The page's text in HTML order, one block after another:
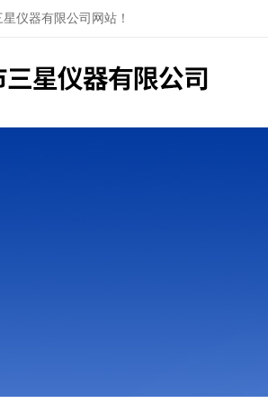
仪器有限公司网站！